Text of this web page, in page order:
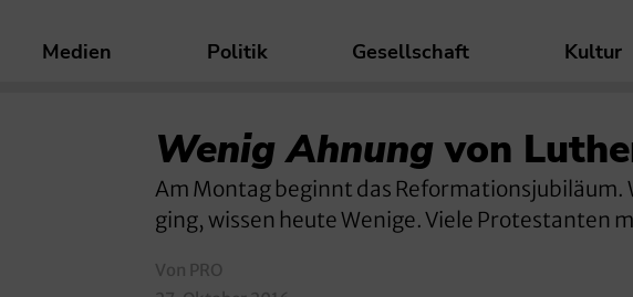
Medien Politik Gesellschaft Kultur
Wenig Ahnungvon
Am Montag beginnt das
ging, wissen heute Wenige. Viele Protestanten
Von PRO